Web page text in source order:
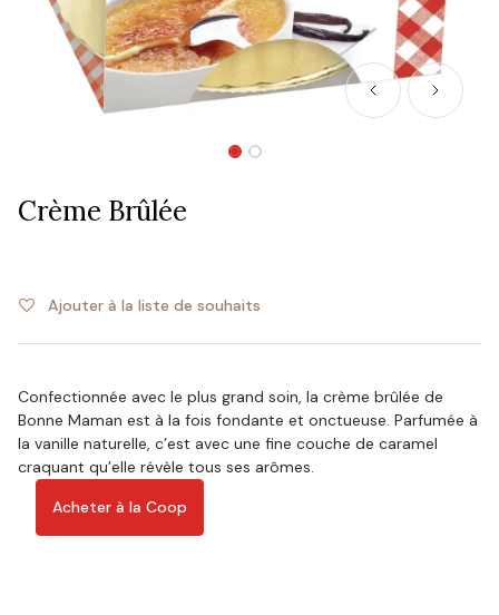
Crème Brûlée
Ajouter à la liste de souhaits
Confectionnée avec le plus grand soin, la crème brûlée de
Bonne Maman est à la fois fondante et onctueuse. Parfumée à
la vanille naturelle, c’est avec une fine couche de caramel
craquant qu’elle révèle tous ses arômes.
Acheter à la Coop